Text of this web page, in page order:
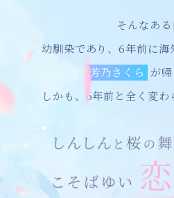
そんなある
幼馴染であり、6年前に海
芳乃さくら が帰
しかも、6年前と全く変わ